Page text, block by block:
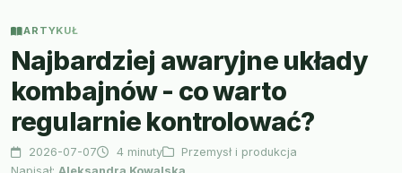
ARTYKUŁ
Najbardziej awaryjne układy
kombajnów - co warto
regularnie kontrolować?
2026-07-07 4 minuty
Przemysł i produkcja